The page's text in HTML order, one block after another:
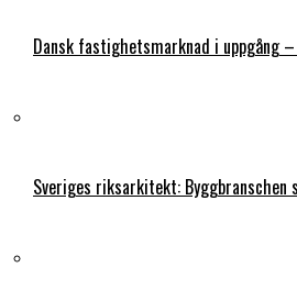
Dansk fastighetsmarknad i uppgång
Sveriges riksarkitekt: